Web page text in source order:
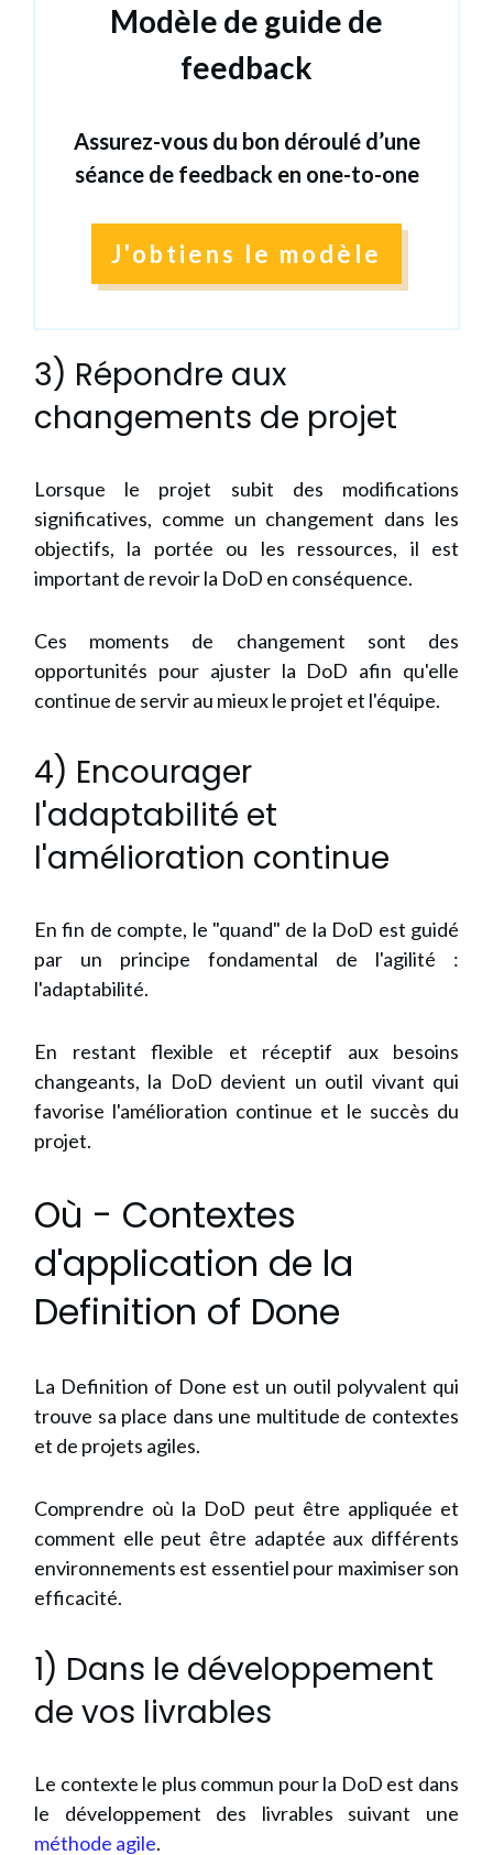
Modèle de guide de
feedback
Assurez-vous du bon déroulé d’une
séance de feedback en one-to-one
J'obtiens le modèle
3) Répondre aux
changements de projet
Lorsque le projet subit des modifications
significatives, comme un changement dans les
objectifs, la portée ou les ressources, il est
important de revoir la DoD en conséquence.
Ces moments de changement sont des
opportunités pour ajuster la DoD afin qu'elle
continue de servir au mieux le projet et l'équipe.
4) Encourager
l'adaptabilité et
l'amélioration continue
En fin de compte, le "quand" de la DoD est guidé
par un principe fondamental de l'agilité :
l'adaptabilité.
En restant flexible et réceptif aux besoins
changeants, la DoD devient un outil vivant qui
favorise l'amélioration continue et le succès du
projet.
Où - Contextes
d'application de la
Definition of Done
La Definition of Done est un outil polyvalent qui
trouve sa place dans une multitude de contextes
et de projets agiles.
Comprendre où la DoD peut être appliquée et
comment elle peut être adaptée aux différents
environnements est essentiel pour maximiser son
efficacité.
1) Dans le développement
de vos livrables
Le contexte le plus commun pour la DoD est dans
le développement des livrables suivant une
méthode agile.